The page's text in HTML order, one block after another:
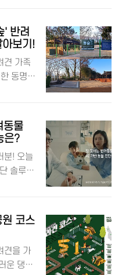
이와 반
울대공
, 사쿠
쳐 우
우리
습니
시절
년 서
는 다
' 반려
보기!
견 가족
동명대
진 공간
댕
드! 🔎
이터의
명대학
복합문
결실
'동
정문
동물
은?
분! 오늘
솔루션
의미에
서 나온
다. 🐾
주세
코스
견을 가
운 댕댕